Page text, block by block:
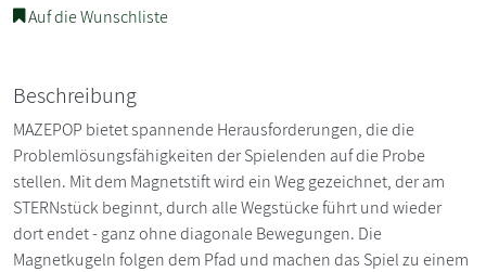
Auf die Wunschliste
Beschreibung
MAZEPOP bietet spannende Herausforderungen, die die
Problemlösungsfähigkeiten der Spielenden auf die Probe
stellen. Mit dem Magnetstift wird ein Weg gezeichnet, der am
STERNstück beginnt, durch alle Wegstücke führt und wieder
dort endet - ganz ohne diagonale Bewegungen. Die
Magnetkugeln folgen dem Pfad und machen das Spiel zu einem